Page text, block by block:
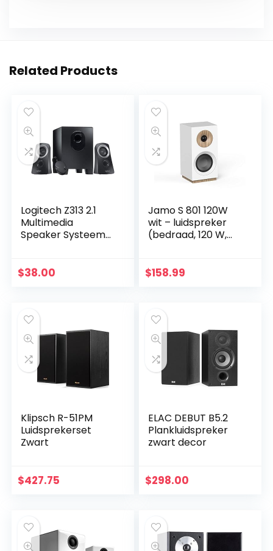
Related Products
Logitech Z313 2.1
Multimedia
Speaker Systeem
Watt
$38.00
Jamo S 801 120W
wit – luidspreker
(bedraad, 120 W,
$158.99
Klipsch R-51PM
Luidsprekerset
Zwart
$427.75
ELAC DEBUT B5.2
Plankluidspreker
zwart decor
$298.00